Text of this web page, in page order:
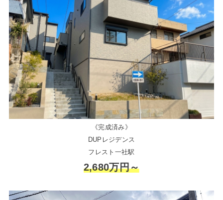
《完成済み》
DUPレジデンス
フレスト一社駅
2,680万円～